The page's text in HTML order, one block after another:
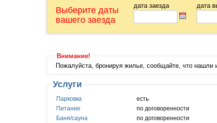
Выберите даты
вашего заезда
дата заезда дата
Внимание!
Пожалуйста, бронируя жилье, сообщайте, что
Услуги
Парковка
есть
Питание
по договоренности
Баня/сауна
по договоренности